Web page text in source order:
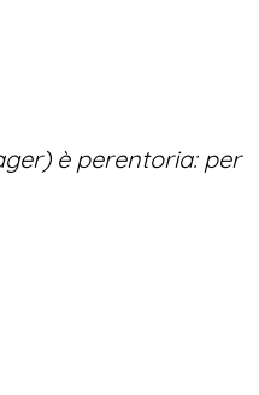
è perentoria: per